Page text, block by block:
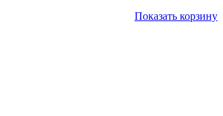
Показать корзину